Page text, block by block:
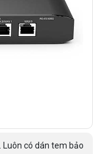
Luôn có dán tem bảo